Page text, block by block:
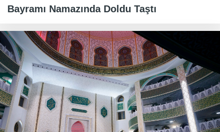
Bayramı Namazında Doldu Taştı